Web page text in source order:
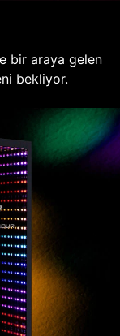
bir araya gelen
bekliyor.